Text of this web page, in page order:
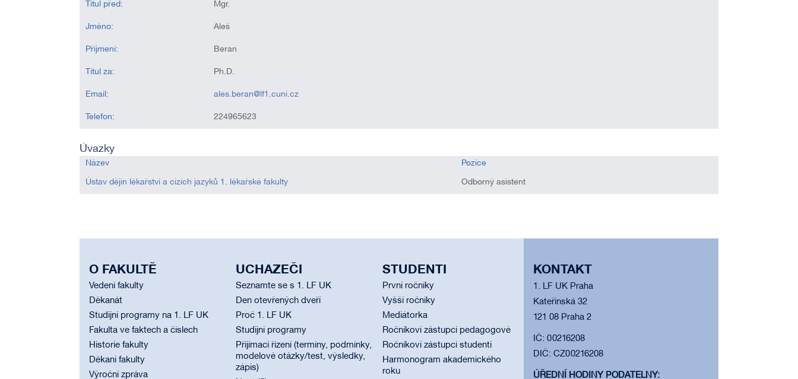
Titul před: Mgr.
Jméno: Aleš
Přijmení: Beran
Titul za: Ph.D.
Email: ales.beran@lf1.cuni.cz
Telefon: 224965623
Úvazky
Název Pozice
Ústav dějin lékařství a cizích jazyků 1. lékařské fakulty Odborný asistent
O FAKULTĚ
Vedení fakulty
Děkanát
Studijní programy na 1. LF UK
Fakulta ve faktech a číslech
Historie fakulty
Děkani fakulty
Výroční zpráva
UCHAZEČI
Seznamte se s 1. LF UK
Den otevřených dveří
Proč 1. LF UK
Studijní programy
Přijímací řízení (termíny, podmínky,
modelové otázky/test, výsledky,
zápis)
STUDENTI
První ročníky
Vyšší ročníky
Mediátorka
Ročníkoví zástupci pedagogové
Ročníkoví zástupci studenti
Harmonogram akademického
roku
KONTAKT
1. LF UK Praha
Kateřinská 32
121 08 Praha 2
IČ: 00216208
DIČ: CZ00216208
ÚŘEDNÍ HODINY PODATELNY: